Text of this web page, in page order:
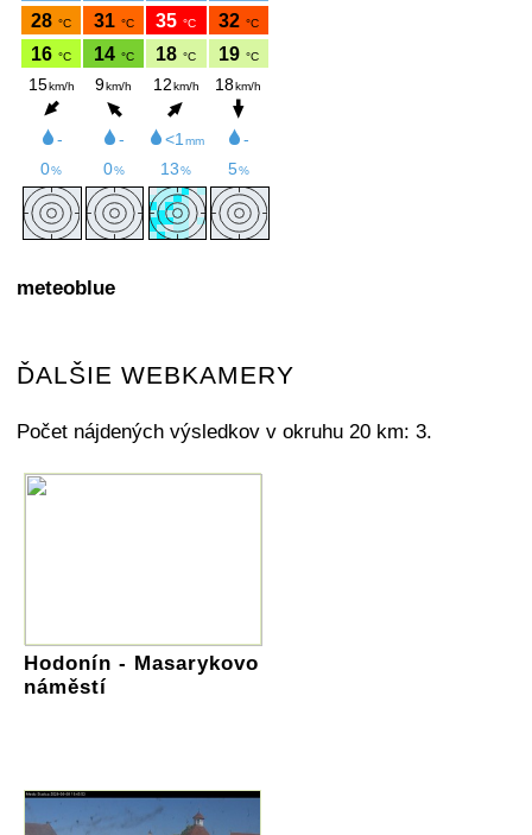
meteoblue
ĎALŠIE WEBKAMERY
Počet nájdených výsledkov v okruhu 20 km: 3.
Hodonín - Masarykovo
náměstí